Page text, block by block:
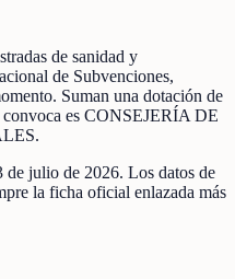
de sanidad y
de Subvenciones,
. Suman una dotación de
es CONSEJERÍA DE
.
de julio de 2026. Los datos de
la ficha oficial enlazada más